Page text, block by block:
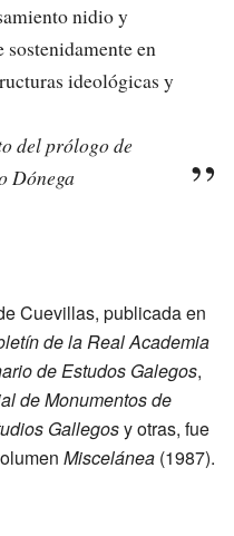
nidio y
sostenidamente en
ideológicas y
del prólogo de
Dónega
Cuevillas, publicada en
de la Real Academia
de Estudos Galegos,
de Monumentos de
Gallegosy otras, fue
Miscelánea (1987).